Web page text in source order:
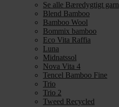
Se alle Bæredygtigt garn
Blend Bamboo
Bamboo Wool
Bommix bamboo
Eco Vita Raffia
Luna
Midnatssol
Nova Vita 4
Tencel Bamboo Fine
Trio
Trio 2
Tweed Recycled